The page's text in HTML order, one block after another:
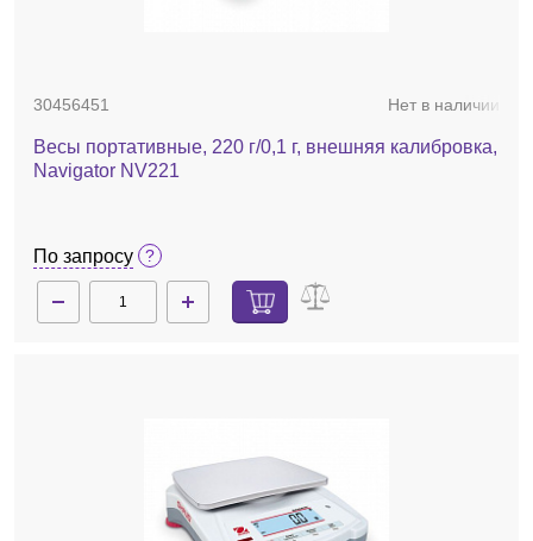
30456451 Нет в наличии
Весы портативные, 220 г/0,1 г, внешняя калибровка,
Navigator NV221
По запросу